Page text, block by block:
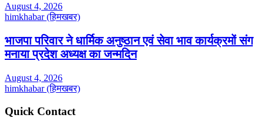
August 4, 2026
himkhabar (हिमखबर)
भाजपा परिवार ने धार्मिक अनुष्ठान एवं सेवा भाव कार्यक्रमों संग
मनाया प्रदेश अध्यक्ष का जन्मदिन
August 4, 2026
himkhabar (हिमखबर)
Quick Contact